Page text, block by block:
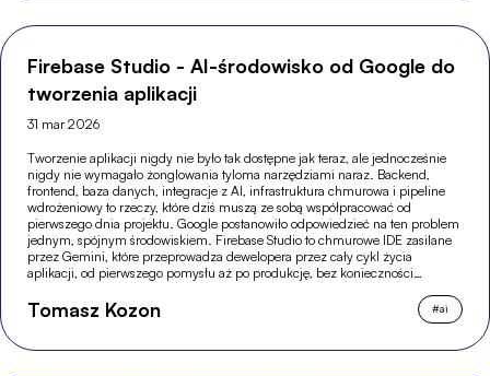
Firebase Studio - AI-środowisko od Google do
tworzenia aplikacji
31 mar 2026
Tworzenie aplikacji nigdy nie było tak dostępne jak teraz, ale jednocześnie
nigdy nie wymagało żonglowania tyloma narzędziami naraz. Backend,
frontend, baza danych, integracje z AI, infrastruktura chmurowa i pipeline
wdrożeniowy to rzeczy, które dziś muszą ze sobą współpracować od
pierwszego dnia projektu. Google postanowiło odpowiedzieć na ten problem
jednym, spójnym środowiskiem. Firebase Studio to chmurowe IDE zasilane
przez Gemini, które przeprowadza dewelopera przez cały cykl życia
aplikacji, od pierwszego pomysłu aż po produkcję, bez konieczności
Tomasz Kozon #ai